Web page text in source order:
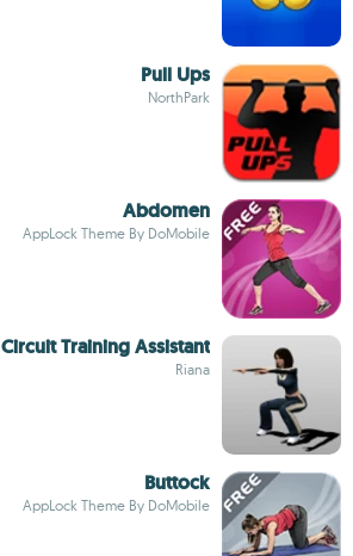
Pull Ups
NorthPark
Abdomen
AppLock Theme By DoMobile
Circuit Training Assistant
Riana
Buttock
AppLock Theme By DoMobile